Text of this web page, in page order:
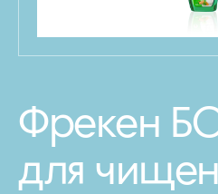
Фрекен
для